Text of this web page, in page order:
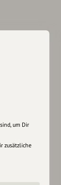
um Dir
zusätzliche